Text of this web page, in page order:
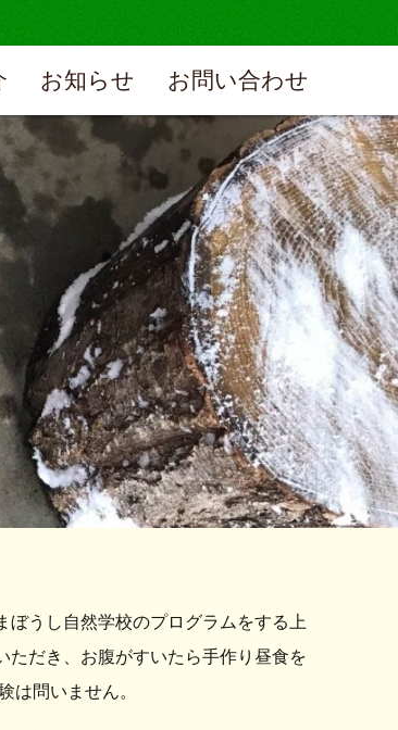
お知らせ お問い合わせ
うし自然学校のプログラムをする上
ただき、お腹がすいたら手作り昼食を
は問いません。